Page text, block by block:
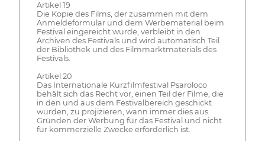
Artikel 19
Die Kopie des Films, der zusammen mit dem
Anmeldeformular und dem Werbematerial beim
Festival eingereicht wurde, verbleibt in den
Archiven des Festivals und wird automatisch Teil
der Bibliothek und des Filmmarktmaterials des
Festivals.
Artikel 20
Das Internationale Kurzfilmfestival Psaroloco
behält sich das Recht vor, einen Teil der Filme, die
in den und aus dem Festivalbereich geschickt
wurden, zu projizieren, wann immer dies aus
Gründen der Werbung für das Festival und nicht
für kommerzielle Zwecke erforderlich ist.